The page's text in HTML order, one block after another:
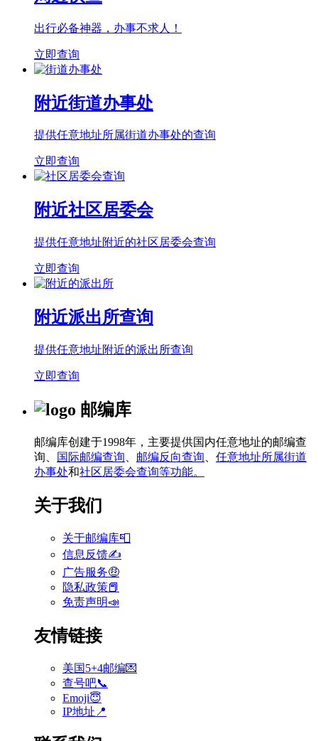
出行必备神器，办事不求人！
立即查询
附近街道办事处
提供任意地址所属街道办事处的查询
立即查询
附近社区居委会
提供任意地址附近的社区居委会查询
立即查询
附近派出所查询
提供任意地址附近的派出所查询
立即查询
邮编库
邮编库创建于1998年，主要提供国内任意地址的邮编查
询、
国际邮编查询 邮编反向查询
任意地址所属街道
办事处和社区居委会查询等功能。
关于我们
关于邮编库📮
信息反馈✍
广告服务🤑
隐私政策📕
免责声明📣
友情链接
美国5+4邮编💌
查号吧📞
Emoji😇
IP地址📍